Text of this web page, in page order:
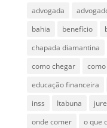
advogada
bahia
benefício
chapada diamantina
como chegar
educação financeira
inss
Itabuna
onde comer
o que